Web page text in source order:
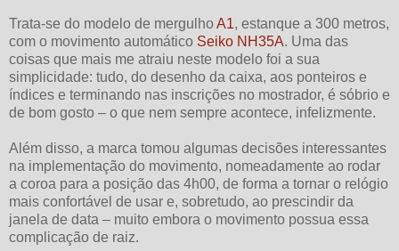
Trata-se do modelo de mergulhoA1, estanque a 300 metros,
com o movimento automático Seiko NH35A. Uma das
coisas que mais me atraiu neste modelo foi a sua
simplicidade: tudo, do desenho da caixa, aos ponteiros e
índices e terminando nas inscrições no mostrador, é sóbrio e
de bom gosto – o que nem sempre acontece, infelizmente.
Além disso, a marca tomou algumas decisões interessantes
na implementação do movimento, nomeadamente ao rodar
a coroa para a posição das 4h00, de forma a tornar o relógio
mais confortável de usar e, sobretudo, ao prescindir da
janela de data – muito embora o movimento possua essa
complicação de raiz.